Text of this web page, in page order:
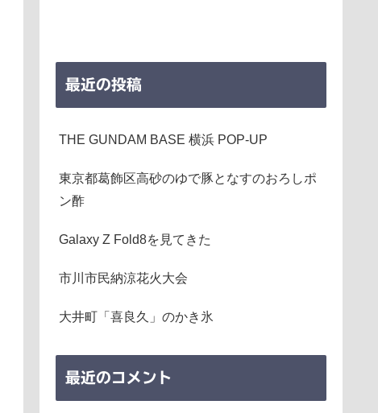
最近の投稿
THE GUNDAM BASE 横浜 POP-UP
東京都葛飾区高砂のゆで豚となすのおろしポ
ン酢
Galaxy Z Fold8を見てきた
市川市民納涼花火大会
大井町「喜良久」のかき氷
最近のコメント